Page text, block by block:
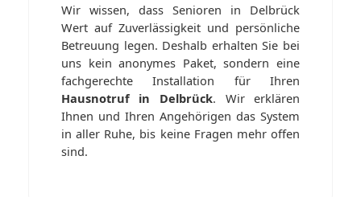
Wir wissen, dass Senioren in Delbrück
Wert auf Zuverlässigkeit und persönliche
Betreuung legen. Deshalb erhalten Sie bei
uns kein anonymes Paket, sondern eine
fachgerechte Installation für Ihren
Hausnotruf in Delbrück. Wir erklären
Ihnen und Ihren Angehörigen das System
in aller Ruhe, bis keine Fragen mehr offen
sind.